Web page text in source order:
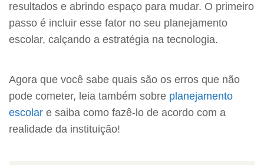
resultados e abrindo espaço para mudar. O primeiro
passo é incluir esse fator no seu planejamento
escolar, calçando a estratégia na tecnologia.
Agora que você sabe quais são os erros que não
pode cometer, leia também sobre planejamento
escolar e saiba como fazê-lo de acordo com a
realidade da instituição!